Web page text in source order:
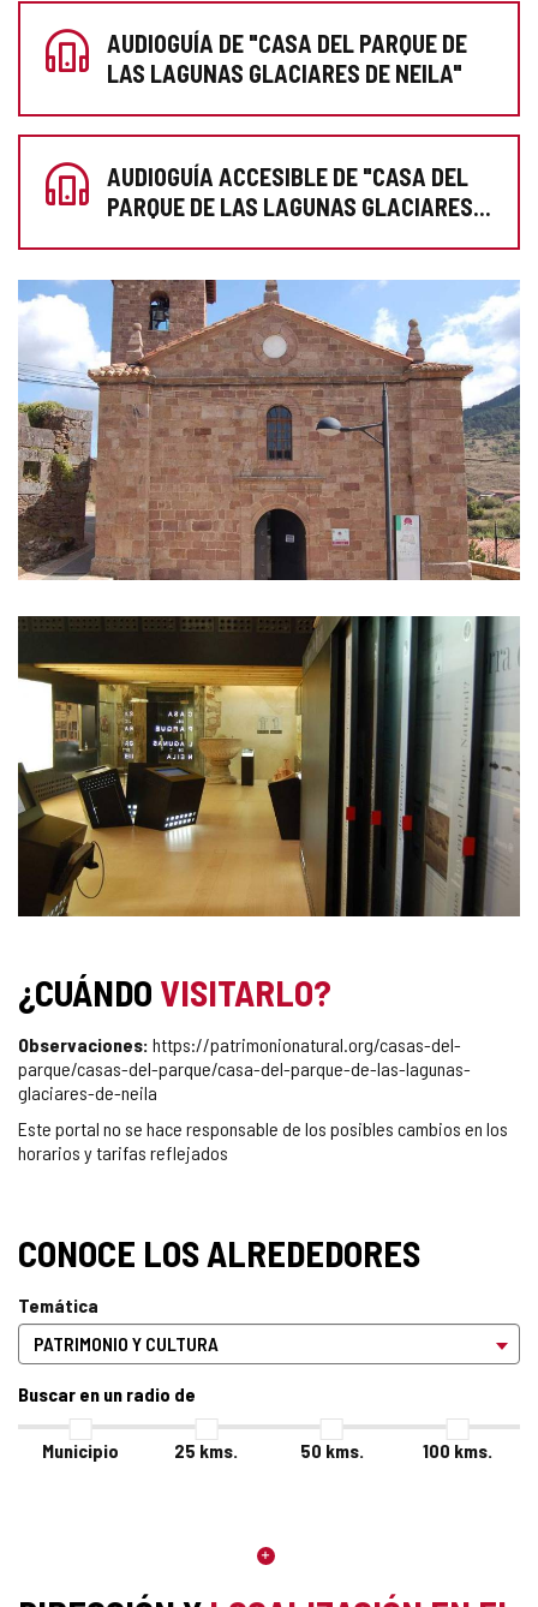
AUDIOGUÍA DE "CASA DEL PARQUE DE
LAS LAGUNAS GLACIARES DE NEILA"
AUDIOGUÍA ACCESIBLE DE "CASA DEL
PARQUE DE LAS LAGUNAS GLACIARES
GALERÍA
DE
IMÁGENES
¿CUÁNDO VISITARLO?
Observaciones: https://patrimonionatural.org/casas-del-
parque/casas-del-parque/casa-del-parque-de-las-lagunas-
glaciares-de-neila
Este portal no se hace responsable de los posibles cambios en los
horarios y tarifas reflejados
CONOCE LOS ALREDEDORES
Temática
Buscar en un radio de
Municipio 25 kms. 50 kms. 100 kms.